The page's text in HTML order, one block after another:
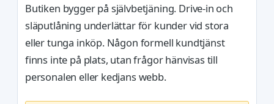
Butiken bygger på självbetjäning. Drive-in och
släputlåning underlättar för kunder vid stora
eller tunga inköp. Någon formell kundtjänst
finns inte på plats, utan frågor hänvisas till
personalen eller kedjans webb.